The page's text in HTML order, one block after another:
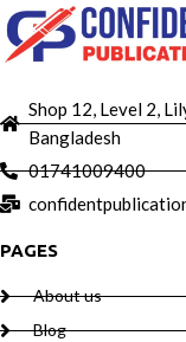
Shop 12, Level 2,
Bangladesh
01741009400
PAGES
About us
Blog